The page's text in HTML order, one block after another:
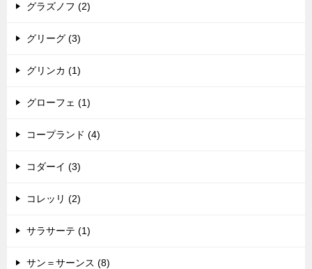
グラズノフ (2)
グリーグ (3)
グリンカ (1)
グローフェ (1)
コープランド (4)
コダーイ (3)
コレッリ (2)
サラサーテ (1)
サン＝サーンス (8)